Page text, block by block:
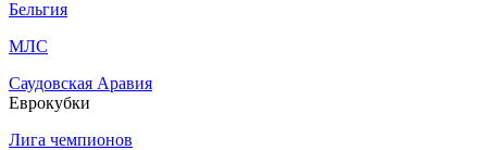
Бельгия
МЛС
Саудовская Аравия
Еврокубки
Лига чемпионов